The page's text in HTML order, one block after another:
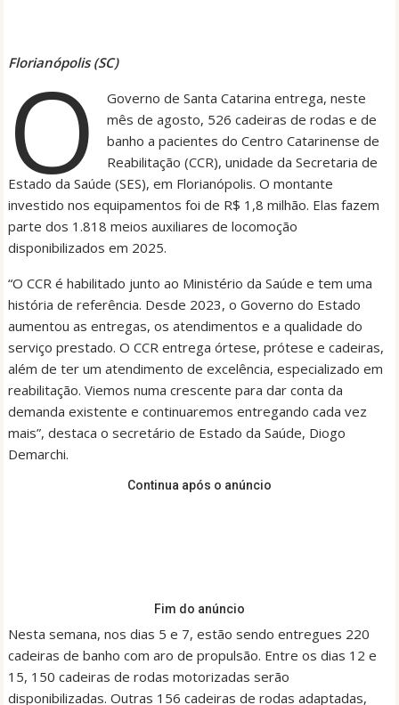
Florianópolis (SC)
O
Governo de Santa Catarina entrega, neste
mês de agosto, 526 cadeiras de rodas e de
banho a pacientes do Centro Catarinense de
Reabilitação (CCR), unidade da Secretaria de
Estado da Saúde (SES), em Florianópolis. O montante
investido nos equipamentos foi de R$ 1,8 milhão. Elas fazem
parte dos 1.818 meios auxiliares de locomoção
disponibilizados em 2025.
“O CCR é habilitado junto ao Ministério da Saúde e tem uma
história de referência. Desde 2023, o Governo do Estado
aumentou as entregas, os atendimentos e a qualidade do
serviço prestado. O CCR entrega órtese, prótese e cadeiras,
além de ter um atendimento de excelência, especializado em
reabilitação. Viemos numa crescente para dar conta da
demanda existente e continuaremos entregando cada vez
mais”, destaca o secretário de Estado da Saúde, Diogo
Demarchi.
Continua após o anúncio
Fim do anúncio
Nesta semana, nos dias 5 e 7, estão sendo entregues 220
cadeiras de banho com aro de propulsão. Entre os dias 12 e
15, 150 cadeiras de rodas motorizadas serão
disponibilizadas. Outras 156 cadeiras de rodas adaptadas,